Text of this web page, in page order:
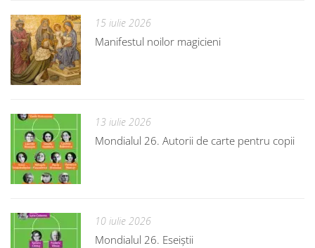
15 iulie 2026
Manifestul noilor magicieni
13 iulie 2026
Mondialul 26. Autorii de carte pentru copii
10 iulie 2026
Mondialul 26. Eseiștii